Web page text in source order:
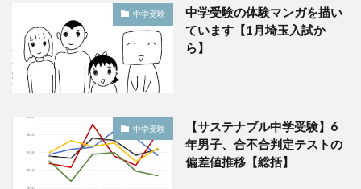
中学受験
中学受験の体験マンガを描い
ています【1月埼玉入試か
ら】
中学受験
【サステナブル中学受験】6
年男子、合不合判定テストの
偏差値推移【総括】